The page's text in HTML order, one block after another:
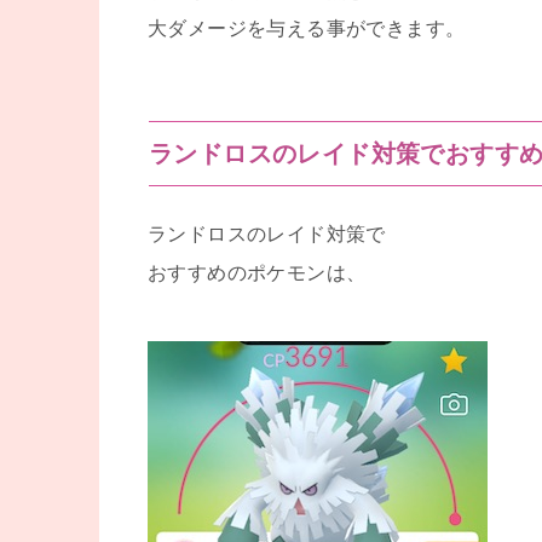
大ダメージを与える事ができます。
ランドロスのレイド対策でおすす
ランドロスのレイド対策で
おすすめのポケモンは、